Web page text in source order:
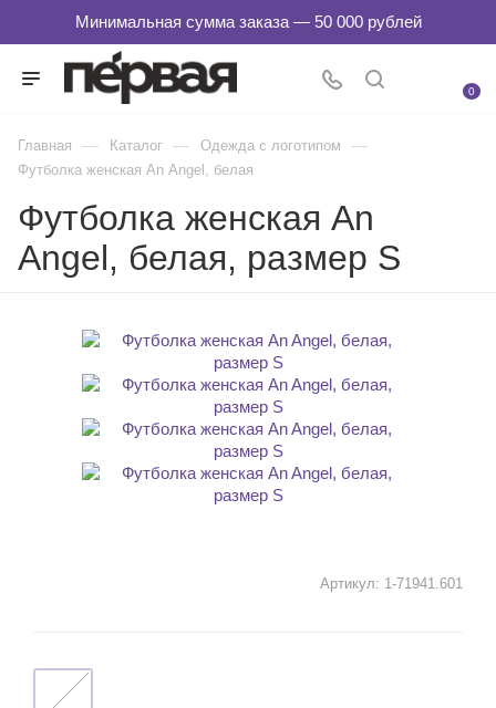
0
Главная — Каталог — Одежда с логотипом —
Футболка женская An Аngel, белая
Футболка женская An
Angel, белая, размер S
Артикул: 1-71941.601